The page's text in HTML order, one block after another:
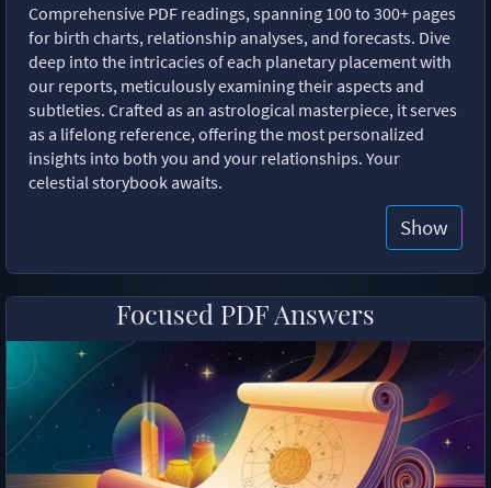
Comprehensive PDF readings, spanning 100 to 300+ pages
for birth charts, relationship analyses, and forecasts. Dive
deep into the intricacies of each planetary placement with
our reports, meticulously examining their aspects and
subtleties. Crafted as an astrological masterpiece, it serves
as a lifelong reference, offering the most personalized
insights into both you and your relationships. Your
celestial storybook awaits.
Show
Focused PDF Answers